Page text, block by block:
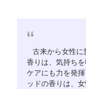
古来から女性に
香りは、気持ち
ケアにも力を発
ッドの香りは、